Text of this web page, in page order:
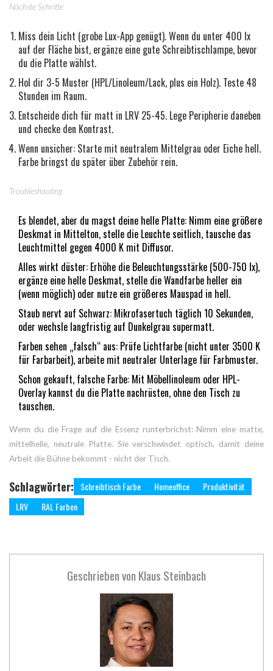
Nächste Schritte
Miss dein Licht (grobe Lux-App genügt). Wenn du unter 400 lx
auf der Fläche bist, ergänze eine gute Schreibtischlampe, bevor
du die Platte wählst.
Hol dir 3-5 Muster (HPL/Linoleum/Lack, plus ein Holz). Teste 48
Stunden im Raum.
Entscheide dich für matt in LRV 25-45. Lege Peripherie daneben
und checke den Kontrast.
Wenn unsicher: Starte mit neutralem Mittelgrau oder Eiche hell.
Farbe bringst du später über Zubehör rein.
Troubleshooting
Es blendet, aber du magst deine helle Platte: Nimm eine größere
Deskmat in Mittelton, stelle die Leuchte seitlich, tausche das
Leuchtmittel gegen 4000 K mit Diffusor.
Alles wirkt düster: Erhöhe die Beleuchtungsstärke (500-750 lx),
ergänze eine helle Deskmat, stelle die Wandfarbe heller ein
(wenn möglich) oder nutze ein größeres Mauspad in hell.
Staub nervt auf Schwarz: Mikrofasertuch täglich 10 Sekunden,
oder wechsle langfristig auf Dunkelgrau supermatt.
Farben sehen „falsch“ aus: Prüfe Lichtfarbe (nicht unter 3500 K
für Farbarbeit), arbeite mit neutraler Unterlage für Farbmuster.
Schon gekauft, falsche Farbe: Mit Möbellinoleum oder HPL-
Overlay kannst du die Platte nachrüsten, ohne den Tisch zu
tauschen.
Wenn du die Frage auf die Essenz runterbrichst: Nimm eine matte,
mittelhelle, neutrale Platte. Sie verschwindet optisch, damit deine
Arbeit die Bühne bekommt - nicht der Tisch.
Schlagwörter: Schreibtisch Farbe Homeoffice
Produktivität
LRV
RAL Farben
Geschrieben von Klaus Steinbach